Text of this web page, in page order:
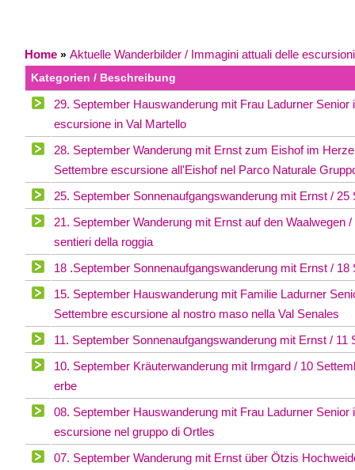
Home » Aktuelle Wanderbilder / Immagini attuali delle escursioni
Kategorien / Beschreibung
29. September Hauswanderung mit Frau Ladurner
escursione in Val Martello
28. September Wanderung mit Ernst zum Eishof im
Settembre escursione all'Eishof nel Parco Naturale
25. September Sonnenaufgangswanderung mit Ernst /
21. September Wanderung mit Ernst auf den Waalwegen
sentieri della roggia
18 .September Sonnenaufgangswanderung mit Ernst /
15. September Hauswanderung mit Familie Ladurner
Settembre escursione al nostro maso nella Val Senales
11. September Sonnenaufgangswanderung mit Ernst / 11
10. September Kräuterwanderung mit Irmgard / 10
erbe
08. September Hauswanderung mit Frau Ladurner
escursione nel gruppo di Ortles
07. September Wanderung mit Ernst über Ötzis